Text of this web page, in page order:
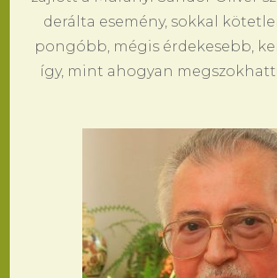
derálta esemény, sok­kal
pongóbb, mégis érde­ke­sebb,
így, mint aho­gyan